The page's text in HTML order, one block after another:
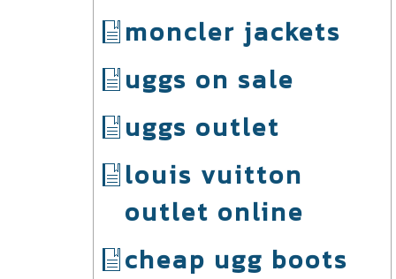
moncler jackets
uggs on sale
uggs outlet
louis vuitton
outlet online
cheap ugg boots